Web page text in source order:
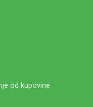
od kupovine